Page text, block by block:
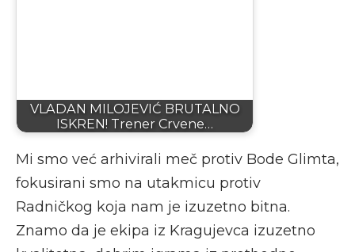
VLADAN MILOJEVIĆ BRUTALNO
ISKREN! Trener Crvene…
Mi smo već arhivirali meč protiv Bode Glimta,
fokusirani smo na utakmicu protiv
Radničkog koja nam je izuzetno bitna.
Znamo da je ekipa iz Kragujevca izuzetno